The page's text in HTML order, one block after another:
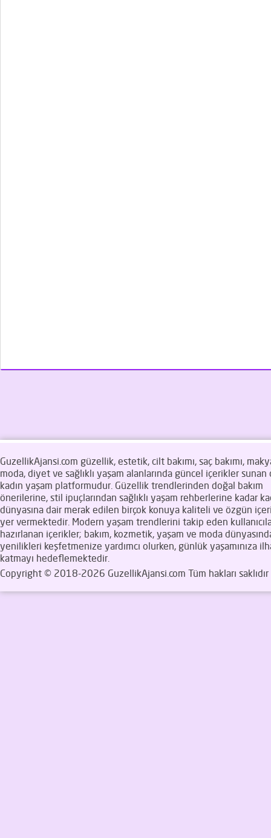
GuzellikAjansi.com güzellik, estetik, cilt bakımı, saç bakımı,
moda, diyet ve sağlıklı yaşam alanlarında güncel içerikler
kadın yaşam platformudur. Güzellik trendlerinden doğal bakım
önerilerine, stil ipuçlarından sağlıklı yaşam rehberlerine kadar
dünyasına dair merak edilen birçok konuya kaliteli ve özgün
yer vermektedir. Modern yaşam trendlerini takip eden
hazırlanan içerikler; bakım, kozmetik, yaşam ve moda
yenilikleri keşfetmenize yardımcı olurken, günlük yaşamınıza
katmayı hedeflemektedir.
Copyright © 2018-2026 GuzellikAjansi.com Tüm hakları saklıdır